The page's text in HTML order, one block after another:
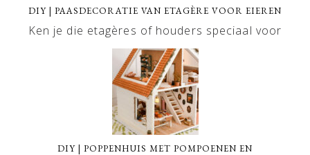
DIY | PAASDECORATIE VAN ETAGÈRE VOOR EIEREN
Ken je die etagères of houders speciaal voor
DIY | POPPENHUIS MET POMPOENEN EN